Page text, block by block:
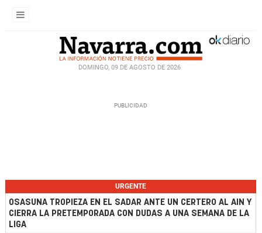
DOMINGO, 09 DE AGOSTO DE 2026
URGENTE
OSASUNA TROPIEZA EN EL SADAR ANTE UN CERTERO AL AIN Y
CIERRA LA PRETEMPORADA CON DUDAS A UNA SEMANA DE LA
LIGA